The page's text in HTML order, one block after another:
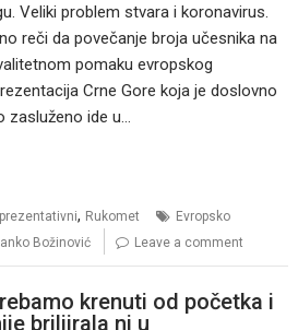
Veliki problem stvara i koronavirus.
reči da povečanje broja učesnika na
pomaku evropskog
Crne Gore koja je doslovno
zasluženo ide u…
, Rukomet
Evropsko
Božinović Leave a comment
krenuti od početka i
briljirala ni u